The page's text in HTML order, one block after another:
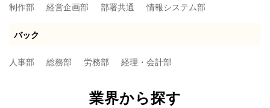
制作部 経営企画部 部署共通 情報システム部
バック
人事部 総務部 労務部 経理・会計部
業界から探す